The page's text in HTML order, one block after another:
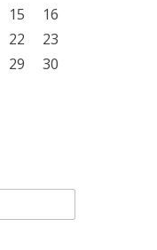
15
16
22
23
29
30